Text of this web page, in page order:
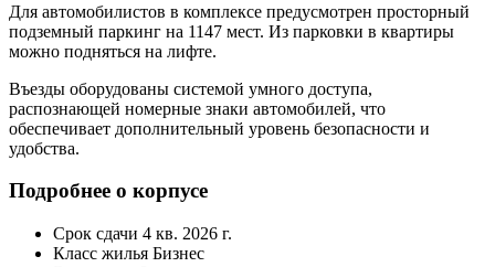
Для автомобилистов в комплексе предусмотрен просторный
подземный паркинг на 1147 мест. Из парковки в квартиры
можно подняться на лифте.
Въезды оборудованы системой умного доступа,
распознающей номерные знаки автомобилей, что
обеспечивает дополнительный уровень безопасности и
удобства.
Подробнее о корпусе
Срок сдачи 4 кв. 2026 г.
Класс жилья Бизнес